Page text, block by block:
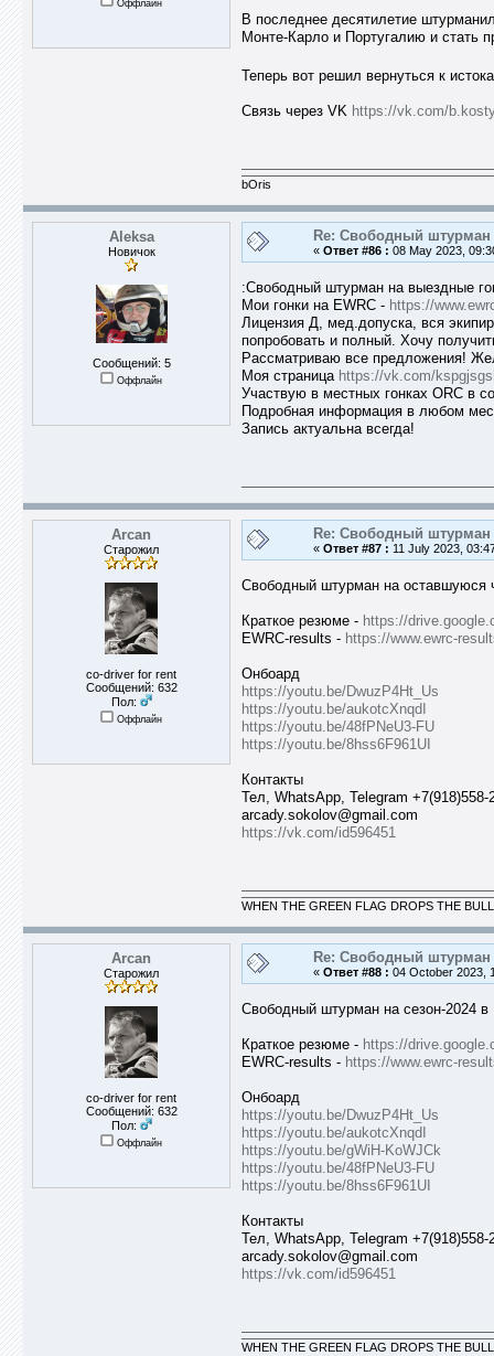
Оффлайн
В последнее десятилетие
Монте-Карло и Португалию и стать
Теперь вот решил вернуться к
Связь через VK https://vk.com/
bOris
Aleksa
Новичок
Сообщений: 5
Оффлайн
Re: Свободный штурман
« Ответ #86 : 08 May 2023,
:Свободный штурман на выездные
Мои гонки на EWRC - https://
Лицензия Д, мед.допуска, вся
попробовать и полный. Хочу
Рассматриваю все предложения!
Моя страница https://vk.com/
Участвую в местных гонках ORC в
Подробная информация в любом
Запись актуальна всегда!
Arcan
Старожил
co-driver for rent
Сообщений: 632
Пол:
Оффлайн
Re: Свободный штурман
« Ответ #87 : 11 July 2023,
Свободный штурман на оставшуюся
Краткое резюме - https://
EWRC-results - https://www.ewrc-
Онбоард
https://youtu.be/DwuzP4Ht_Us
https://youtu.be/aukotcXnqdI
https://youtu.be/48fPNeU3-FU
https://youtu.be/8hss6F961UI
Контакты
Тел, WhatsApp, Telegram +7(918)558-
arcady.sokolov@gmail.com
https://vk.com/id596451
WHEN THE GREEN FLAG DROPS THE
Arcan
Старожил
co-driver for rent
Сообщений: 632
Пол:
Оффлайн
Re: Свободный штурман
« Ответ #88 : 04 October 2023,
Свободный штурман на cезон-2024
Краткое резюме - https://
EWRC-results - https://www.ewrc-
Онбоард
https://youtu.be/DwuzP4Ht_Us
https://youtu.be/aukotcXnqdI
https://youtu.be/gWiH-KoWJCk
https://youtu.be/48fPNeU3-FU
https://youtu.be/8hss6F961UI
Контакты
Тел, WhatsApp, Telegram +7(918)558-
arcady.sokolov@gmail.com
https://vk.com/id596451
WHEN THE GREEN FLAG DROPS THE